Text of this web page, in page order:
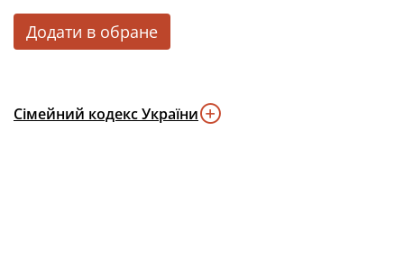
Додати в обране
Сімейний кодекс України